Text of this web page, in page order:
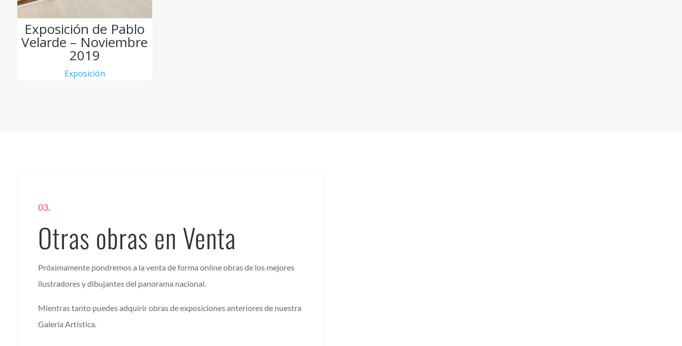
Exposición de Pablo
Velarde – Noviembre
2019
Exposición
03.
Otras obras en Venta
Próximamente pondremos a la venta de forma online obras de los mejores
ilustradores y dibujantes del panorama nacional.
Mientras tanto puedes adquirir obras de exposiciones anteriores de nuestra
Galería Artística.